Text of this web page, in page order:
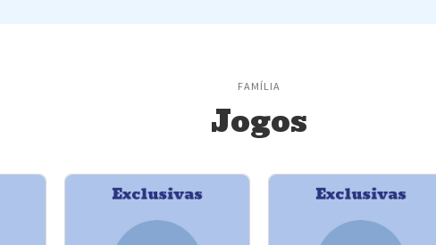
FAMÍLIA
Jogos